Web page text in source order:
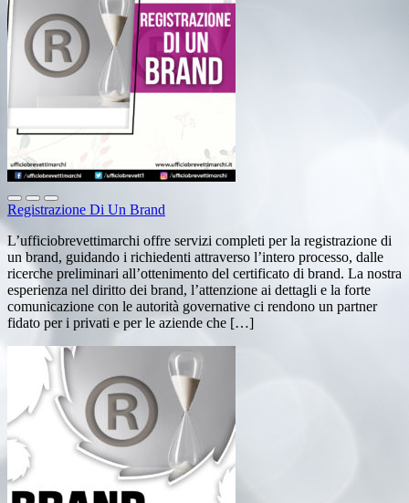
Registrazione Di Un Brand
L’ufficiobrevettimarchi offre servizi completi per la registrazione di
un brand, guidando i richiedenti attraverso l’intero processo, dalle
ricerche preliminari all’ottenimento del certificato di brand. La nostra
esperienza nel diritto dei brand, l’attenzione ai dettagli e la forte
comunicazione con le autorità governative ci rendono un partner
fidato per i privati e per le aziende che […]